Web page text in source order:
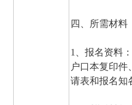
四、所需材
1、报名资料
户口本复印
请表和报名知